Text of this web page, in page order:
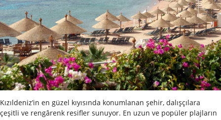
Kızıldeniz’in en güzel kıyısında konumlanan şehir, dalışçılara
çeşitli ve rengârenk resifler sunuyor. En uzun ve popüler plajların